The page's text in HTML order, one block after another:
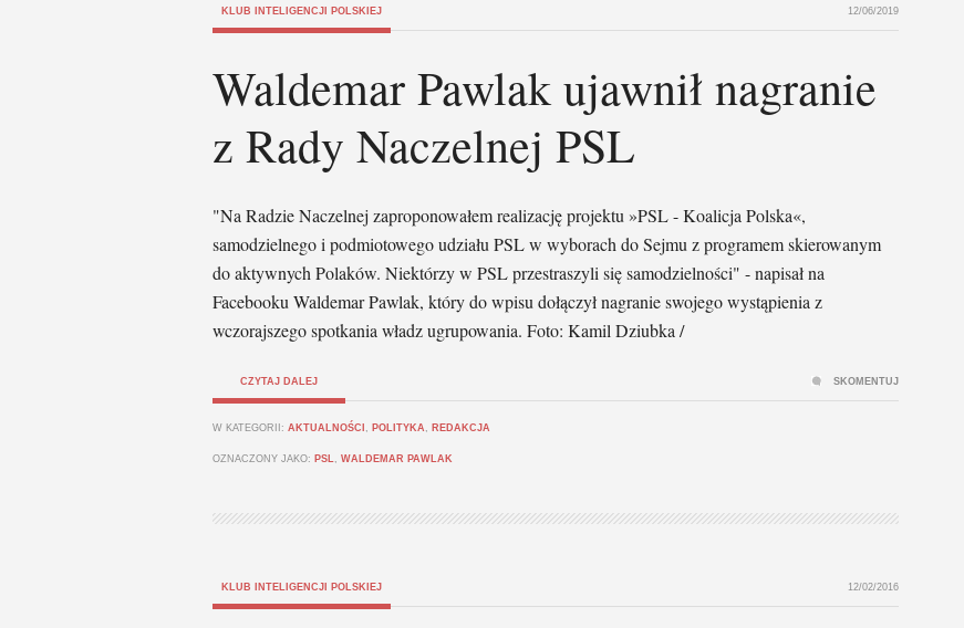
KLUB INTELIGENCJI POLSKIEJ 12/06/2019
Waldemar Pawlak ujawnił nagranie
z Rady Naczelnej PSL
"Na Radzie Naczelnej zaproponowałem realizację projektu »PSL - Koalicja Polska«,
samodzielnego i podmiotowego udziału PSL w wyborach do Sejmu z programem skierowanym
do aktywnych Polaków. Niektórzy w PSL przestraszyli się samodzielności" - napisał na
Facebooku Waldemar Pawlak, który do wpisu dołączył nagranie swojego wystąpienia z
wczorajszego spotkania władz ugrupowania. Foto: Kamil Dziubka /
CZYTAJ DALEJ
W KATEGORII: AKTUALNOŚCI , POLITYKA , REDAKCJA
OZNACZONY JAKO: PSL, WALDEMAR PAWLAK
SKOMENTUJ
KLUB INTELIGENCJI POLSKIEJ 12/02/2016